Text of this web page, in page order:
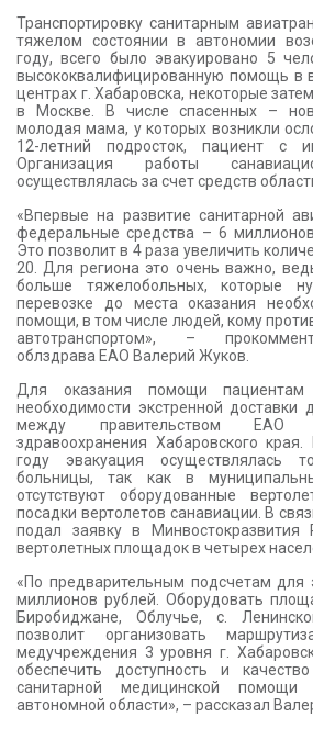
Транспортировку санитарным
тяжелом состоянии в автономии
году, всего было эвакуировано 5
высококвалифицированную помощь в
центрах г. Хабаровска, некоторые
в Москве. В числе спасенных –
молодая мама, у которых возникли
12-летний подросток, пациент с
Организация работы
осуществлялась за счет средств
«Впервые на развитие санитарной
федеральные средства – 6
Это позволит в 4 раза увеличить
20. Для региона это очень важно,
больше тяжелобольных, которые
перевозке до места оказания
помощи, в том числе людей, кому
автотранспортом», –
облздрава ЕАО Валерий Жуков.
Для оказания помощи пациентам
необходимости экстренной доставки
между правительством ЕАО
здравоохранения Хабаровского
году эвакуация осуществлялась
больницы, так как в
отсутствуют оборудованные
посадки вертолетов санавиации. В
подал заявку в
вертолетных площадок в четырех
«По предварительным подсчетам для
миллионов рублей. Оборудовать
Биробиджане, Облучье, с.
позволит организовать
медучреждения 3 уровня г.
обеспечить доступность и
санитарной медицинской помощи
автономной области», – рассказал